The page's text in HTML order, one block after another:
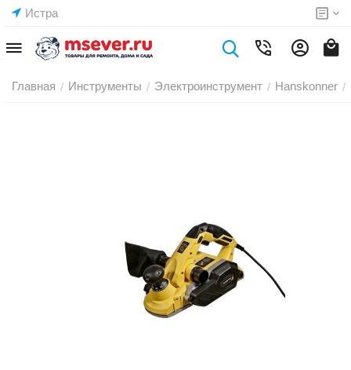
Истра
Главная / Инструменты / Электроинструмент / Hanskonner /